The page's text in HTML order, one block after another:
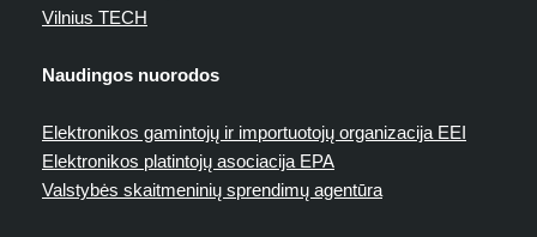
Vilnius TECH
Naudingos nuorodos
Elektronikos gamintojų ir importuotojų organizacija EEI
Elektronikos platintojų asociacija EPA
Valstybės skaitmeninių sprendimų agentūra